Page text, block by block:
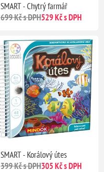
SMART - Chytrý farmář
699 Kč s DPH529 Kč s DPH
SMART - Korálový útes
399 Kč s DPH305 Kč s DPH